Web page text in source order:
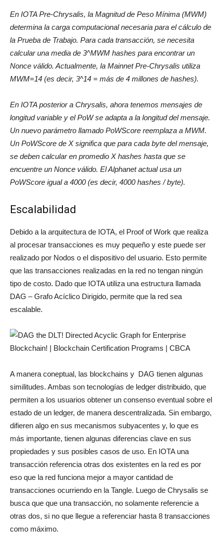
En IOTA Pre-Chrysalis, la Magnitud de Peso Mínima (MWM)
determina la carga computacional necesaria para el cálculo de
la Prueba de Trabajo. Para cada transacción, se necesita
calcular una media de 3^MWM hashes para encontrar un
Nonce válido. Actualmente, la Mainnet Pre-Chrysalis utiliza
MWM=14 (es decir, 3^14 = más de 4 millones de hashes).
En IOTA posterior a Chrysalis, ahora tenemos mensajes de
longitud variable y el PoW se adapta a la longitud del mensaje.
Un nuevo parámetro llamado PoWScore reemplaza a MWM.
Un PoWScore de X significa que para cada byte del mensaje,
se deben calcular en promedio X hashes hasta que se
encuentre un Nonce válido. El Alphanet actual usa un
PoWScore igual a 4000 (es decir, 4000 hashes / byte).
Escalabilidad
Debido a la arquitectura de IOTA, el Proof of Work que realiza
al procesar transacciones es muy pequeño y este puede ser
realizado por Nodos o el dispositivo del usuario. Esto permite
que las transacciones realizadas en la red no tengan ningún
tipo de costo. Dado que IOTA utiliza una estructura llamada
DAG – Grafo Acíclico Dirigido, permite que la red sea
escalable.
A manera coneptual, las blockchains y DAG tienen algunas
similitudes. Ambas son tecnologías de ledger distribuido, que
permiten a los usuarios obtener un consenso eventual sobre el
estado de un ledger, de manera descentralizada. Sin embargo,
difieren algo en sus mecanismos subyacentes y, lo que es
más importante, tienen algunas diferencias clave en sus
propiedades y sus posibles casos de uso. En IOTA una
transacción referencia otras dos existentes en la red es por
eso que la red funciona mejor a mayor cantidad de
transacciones ocurriendo en la Tangle. Luego de Chrysalis se
busca que que una transacción, no solamente referencie a
otras dos, si no que llegue a referenciar hasta 8 transacciones
como máximo.